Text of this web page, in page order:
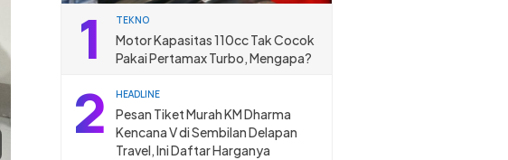
1 TEKNO
Motor Kapasitas 110cc Tak Cocok
Pakai Pertamax Turbo, Mengapa?
2 HEADLINE
Pesan Tiket Murah KM Dharma
Kencana V di Sembilan Delapan
Travel, Ini Daftar Harganya